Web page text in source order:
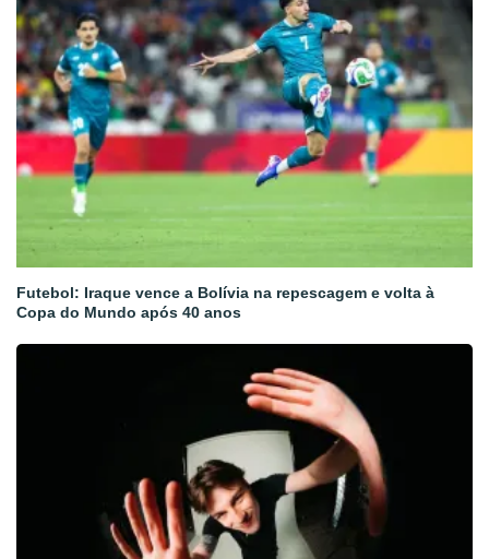
Futebol: Iraque vence a Bolívia na repescagem e volta à
Copa do Mundo após 40 anos